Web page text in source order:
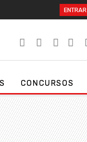
ENTRAR
CONCURSOS